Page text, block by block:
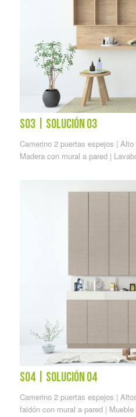
S03 | solución 03
Camerino 2 puertas espejos | Alto
Madera con mural a pared |
S04 | solución 04
Camerino 2 puertas espejos |
faldón con mural a pared |